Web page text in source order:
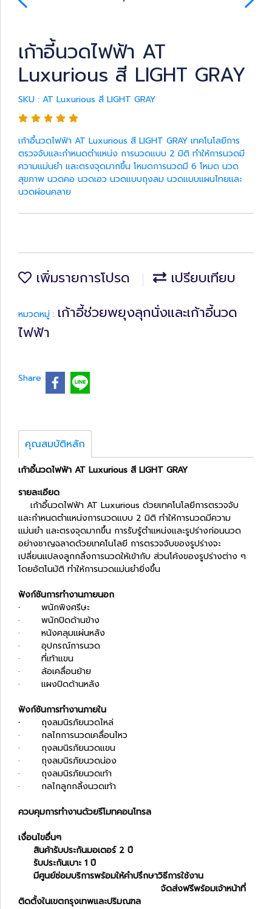
เก้าอี้นวดไฟฟ้า AT
Luxurious สี LIGHT GRAY
SKU : AT Luxurious สี LIGHT GRAY
เก้าอี้นวดไฟฟ้า AT Luxurious สี LIGHT GRAY เทคโนโลยีการ
ตรวจจับและกำหนดตำแหน่ง การนวดแบบ 2 มิติ ทำให้การนวดมี
ความแม่นยำ และตรงจุดมากขึ้น โหมดการนวดมี 6 โหมด นวด
สุขภาพ นวดคอ นวดเอว นวดแบบถุงลม นวดแบบแผนไทยและ
นวดผ่อนคลาย
เพิ่มรายการโปรด เปรียบเทียบ
หมวดหมู่ : เก้าอี้ช่วยพยุงลุกนั่งและเก้าอี้นวด
ไฟฟ้า
Share
คุณสมบัติหลัก
เก้าอี้นวดไฟฟ้า AT Luxurious สี LIGHT GRAY
รายละเอียด
เก้าอี้นวดไฟฟ้า AT Luxurious ด้วยเทคโนโลยีการตรวจจับ
และกำหนดตำแหน่งการนวดแบบ 2 มิติ ทำให้การนวดมีความ
แม่นยำ และตรงจุดมากขึ้น การรับรู้ตำแหน่งและรูปร่างก่อนนวด
อย่างชาญฉลาดด้วยเทคโนโลยี การตรวจจับของรูปร่างจะ
เปลี่ยนแปลงลูกกลิ้งการนวดให้เข้ากับ ส่วนโค้งของรูปร่างต่าง ๆ
โดยอัตโนมัติ ทำให้การนวดแม่นยำยิ่งขึ้น
ฟังก์ชันการทำงานภายนอก
·
พนักพิงศรีษะ
· พนักปิดด้านข้าง
· หนังคลุมแผ่นหลัง
· อุปกรณ์การนวด
· ที่เท้าแขน
· ล้อเคลื่อนย้าย
· แผงปิดด้านหลัง
ฟังก์ชันการทำงานภายใน
·
ถุงลมนิรภัยนวดไหล่
· กลไกการนวดเคลื่อนไหว
· ถุงลมนิรภัยนวดแขน
· ถุงลมนิรภัยนวดน่อง
· ถุงลมนิรภัยนวดเท้า
· กลไกลูกกลิ้งนวดเท้า
ควบคุมการทำงานด้วยรีโมทคอนโทรล
เงื่อนไขอื่นๆ
สินค้ารับประกันมอเตอร์ 2 ปี
รับประกันเบาะ 1 ปี
มีศูนย์ซ่อมบริการพร้อมให้คำปรึกษาวิธีการใช้งาน
จัดส่งฟรีพร้อมเจ้าหน้าที่
ติดตั้งในเขตกรุงเทพและปริมณฑล